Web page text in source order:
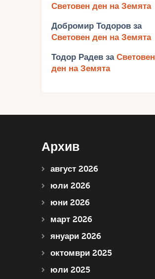
Световен ден на Земята
Добромир Тодоров за
Световен ден на Земята
Тодор Радев за Световен
ден на Земята
Архив
август 2026
юли 2026
юни 2026
март 2026
януари 2026
октомври 2025
юли 2025